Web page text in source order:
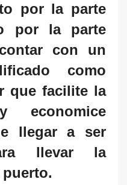
por la parte
por la parte
con un
como
que facilite la
economice
llegar a ser
llevar la